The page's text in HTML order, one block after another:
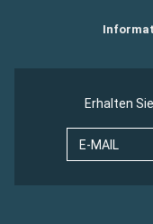
Erhalten
E-MAIL